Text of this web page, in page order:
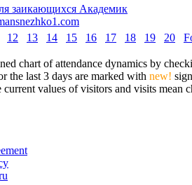
заикающихся Академик
12 13 14 15 16 17 18 19 20
chart of attendance dynamics by
the last 3 days are marked with new!
values of visitors and visits mean